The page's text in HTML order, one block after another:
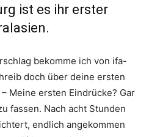
ist es ihr erster
bekomme ich von ifa-
doch über deine ersten
Meine ersten Eindrücke? Gar
fassen. Nach acht Stunden
endlich angekommen